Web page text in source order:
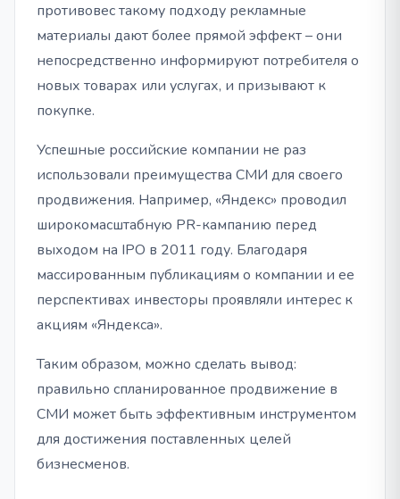
противовес такому подходу рекламные
материалы дают более прямой эффект – они
непосредственно информируют потребителя о
новых товарах или услугах, и призывают к
покупке.
Успешные российские компании не раз
использовали преимущества СМИ для своего
продвижения. Например, «Яндекс» проводил
широкомасштабную PR-кампанию перед
выходом на IPO в 2011 году. Благодаря
массированным публикациям о компании и ее
перспективах инвесторы проявляли интерес к
акциям «Яндекса».
Таким образом, можно сделать вывод:
правильно спланированное продвижение в
СМИ может быть эффективным инструментом
для достижения поставленных целей
бизнесменов.